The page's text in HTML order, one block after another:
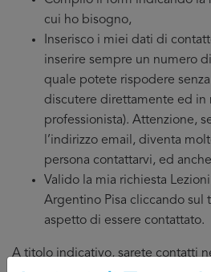
cui ho bisogno,
Inserisco i miei dati di
inserire sempre un numero
quale potete rispodere
discutere direttamente ed in
professionista). Attenzione,
l’indirizzo email, diventa
persona contattarvi, ed
Valido la mia richiesta
Argentino Pisa cliccando sul
aspetto di essere contattato.
A titolo indicativo, sarete contatti